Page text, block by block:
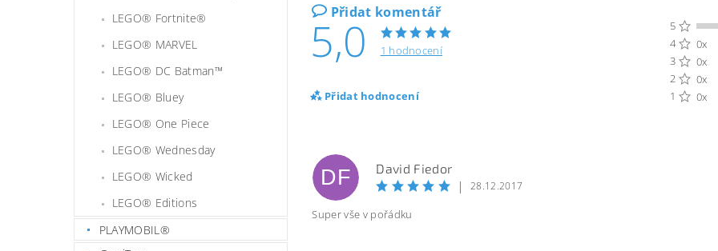
LEGO® Fortnite®
LEGO® MARVEL
LEGO® DC Batman™
LEGO® Bluey
LEGO® One Piece
LEGO® Wednesday
LEGO® Wicked
LEGO® Editions
PLAYMOBIL®
Přidat komentář
5,0 1 hodnocení
Přidat hodnocení
5
4
0x
3
0x
2
0x
1
0x
DF David Fiedor
| 28.12.2017
Super vše v pořádku